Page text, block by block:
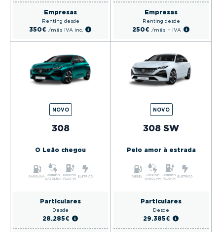
Empresas
Renting desde
350€ /mês IVA inc.
Empresas
Renting desde
250€ /mês + IVA
NOVO
308
O Leão chegou
Particulares
Desde
28.285€
NOVO
308 SW
Pelo amor à estrada
Particulares
Desde
29.385€